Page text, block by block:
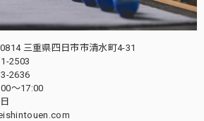
三重県四日市市清水町4-31
2503
2636
～17:00